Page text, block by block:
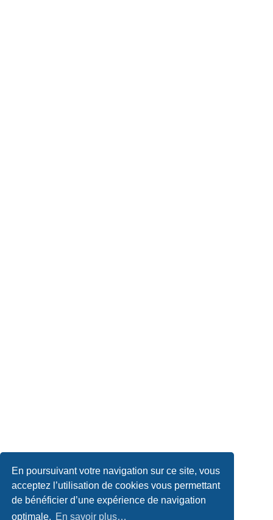
En poursuivant votre navigation sur ce site, vous
acceptez l’utilisation de cookies vous permettant
de bénéficier d’une expérience de navigation
optimale. En savoir plus…